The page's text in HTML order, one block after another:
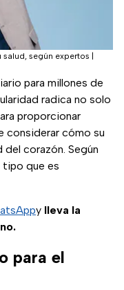
salud, según expertos
para millones de
radica no solo
proporcionar
considerar cómo su
del corazón. Según
tipo que es
y lleva la
para el